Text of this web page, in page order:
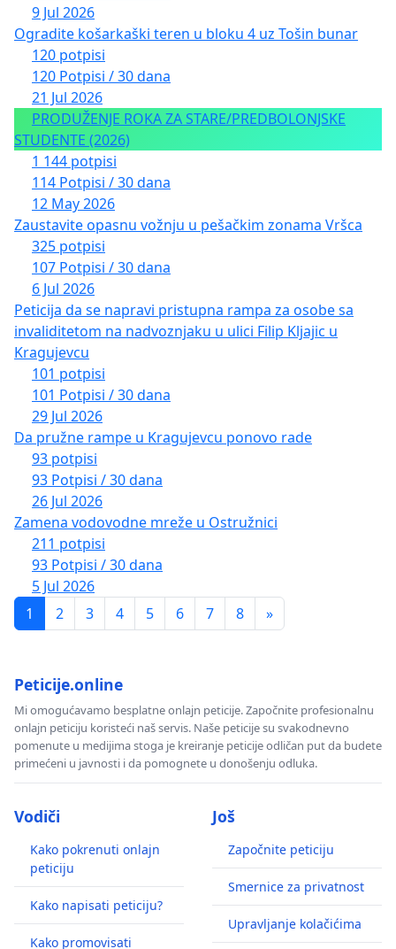
9 Jul 2026
Ogradite košarkaški teren u bloku 4 uz Tošin bunar
120 potpisi
120 Potpisi / 30 dana
21 Jul 2026
PRODUŽENJE ROKA ZA STARE/PREDBOLONJSKE
STUDENTE (2026)
1 144 potpisi
114 Potpisi / 30 dana
12 May 2026
Zaustavite opasnu vožnju u pešačkim zonama Vršca
325 potpisi
107 Potpisi / 30 dana
6 Jul 2026
Peticija da se napravi pristupna rampa za osobe sa
invaliditetom na nadvoznjaku u ulici Filip Kljajic u
Kragujevcu
101 potpisi
101 Potpisi / 30 dana
29 Jul 2026
Da pružne rampe u Kragujevcu ponovo rade
93 potpisi
93 Potpisi / 30 dana
26 Jul 2026
Zamena vodovodne mreže u Ostružnici
211 potpisi
93 Potpisi / 30 dana
5 Jul 2026
1
2 3 4 5 6 7 8 »
Peticije.online
Mi omogućavamo besplatne onlajn peticije. Započnite profesionalnu
onlajn peticiju koristeći naš servis. Naše peticije su svakodnevno
pomenute u medijima stoga je kreiranje peticije odličan put da budete
primećeni u javnosti i da pomognete u donošenju odluka.
Vodiči
Kako pokrenuti onlajn
peticiju
Kako napisati peticiju?
Kako promovisati
Još
Započnite peticiju
Smernice za privatnost
Upravljanje kolačićima